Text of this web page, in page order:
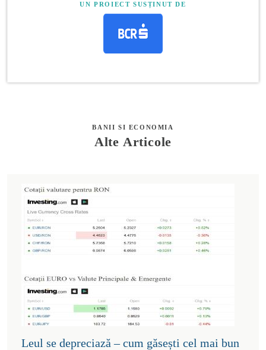
UN PROIECT SUSȚINUT DE
BANII SI ECONOMIA
Alte Articole
Leul se depreciază – cum găsești cel mai bun